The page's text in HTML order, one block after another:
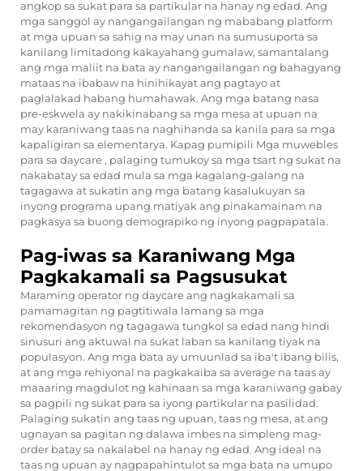
angkop sa sukat para sa partikular na hanay ng edad. Ang
mga sanggol ay nangangailangan ng mababang platform
at mga upuan sa sahig na may unan na sumusuporta sa
kanilang limitadong kakayahang gumalaw, samantalang
ang mga maliit na bata ay nangangailangan ng bahagyang
mataas na ibabaw na hinihikayat ang pagtayo at
paglalakad habang humahawak. Ang mga batang nasa
pre-eskwela ay nakikinabang sa mga mesa at upuan na
may karaniwang taas na naghihanda sa kanila para sa mga
kapaligiran sa elementarya. Kapag pumipili Mga muwebles
para sa daycare , palaging tumukoy sa mga tsart ng sukat na
nakabatay sa edad mula sa mga kagalang-galang na
tagagawa at sukatin ang mga batang kasalukuyan sa
inyong programa upang matiyak ang pinakamainam na
pagkasya sa buong demograpiko ng inyong pagpapatala.
Pag-iwas sa Karaniwang Mga
Pagkakamali sa Pagsusukat
Maraming operator ng daycare ang nagkakamali sa
pamamagitan ng pagtitiwala lamang sa mga
rekomendasyon ng tagagawa tungkol sa edad nang hindi
sinusuri ang aktuwal na sukat laban sa kanilang tiyak na
populasyon. Ang mga bata ay umuunlad sa iba't ibang bilis,
at ang mga rehiyonal na pagkakaiba sa average na taas ay
maaaring magdulot ng kahinaan sa mga karaniwang gabay
sa pagpili ng sukat para sa iyong partikular na pasilidad.
Palaging sukatin ang taas ng upuan, taas ng mesa, at ang
ugnayan sa pagitan ng dalawa imbes na simpleng mag-
order batay sa nakalabel na hanay ng edad. Ang ideal na
taas ng upuan ay nagpapahintulot sa mga bata na umupo